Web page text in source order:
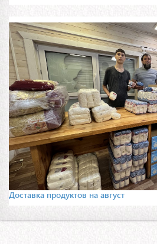
Доставка продуктов на август